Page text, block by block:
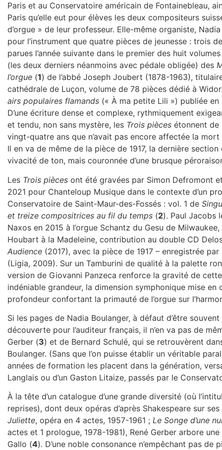
Paris et au Conservatoire américain de Fontainebleau,
Paris qu’elle eut pour élèves les deux compositeurs
d’orgue » de leur professeur. Elle-même organiste,
pour l’instrument que quatre pièces de jeunesse : trois
parues l’année suivante dans le premier des huit
(les deux derniers néanmoins avec pédale obligée) des
l’orgue (1) de l’abbé Joseph Joubert (1878-1963),
cathédrale de Luçon, volume de 78 pièces dédié à
airs populaires flamands (« À ma petite Lili ») publiée en
D’une écriture dense et complexe, rythmiquement
et tendu, non sans mystère, les Trois pièces étonnent de
vingt-quatre ans que n’avait pas encore affectée la
Il en va de même de la pièce de 1917, la dernière section
vivacité de ton, mais couronnée d’une brusque
Les Trois pièces ont été gravées par Simon Defromont
2021 pour Chanteloup Musique dans le contexte d’un
Conservatoire de Saint-Maur-des-Fossés : vol. 1 de
et treize compositrices au fil du temps (2). Paul Jacobs
Naxos en 2015 à l’orgue Schantz du Gesu de
Houbart à la Madeleine, contribution au double CD
Audience (2017), avec la pièce de 1917 – enregistrée
(Ligia, 2009). Sur un Tamburini de qualité à la palette
version de Giovanni Panzeca renforce la gravité de cette
indéniable grandeur, la dimension symphonique mise
profondeur confortant la primauté de l’orgue sur
Si les pages de Nadia Boulanger, à défaut d’être
découverte pour l’auditeur français, il n’en va pas de
Gerber (3) et de Bernard Schulé, qui se retrouvèrent
Boulanger. (Sans que l’on puisse établir un véritable
années de formation les placent dans la génération,
Langlais ou d’un Gaston Litaize, passés par le
À la tête d’un catalogue d’une grande diversité (où
reprises), dont deux opéras d’après Shakespeare sur
Juliette, opéra en 4 actes, 1957-1961 ; Le Songe d’une
actes et 1 prologue, 1978-1981), René Gerber arbore
Gallo (4). D’une noble consonance n’empêchant pas de